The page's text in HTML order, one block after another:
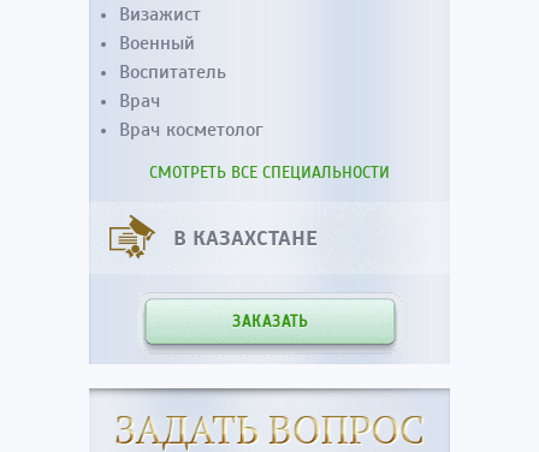
Визажист
Военный
Воспитатель
Врач
Врач косметолог
СМОТРЕТЬ ВСЕ СПЕЦИАЛЬНОСТИ
В КАЗАХСТАНЕ
ЗАКАЗАТЬ